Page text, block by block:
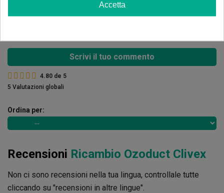
2 estrelle
0.00%
Scrivi il tuo commento
4.80 de 5
5 Valutazioni globali
Ordina per:
Recensioni Ricambio Ozoduct Clivex
Non ci sono recensioni nella tua lingua, controllale tutte
cliccando su "recensioni in altre lingue".
Accetta